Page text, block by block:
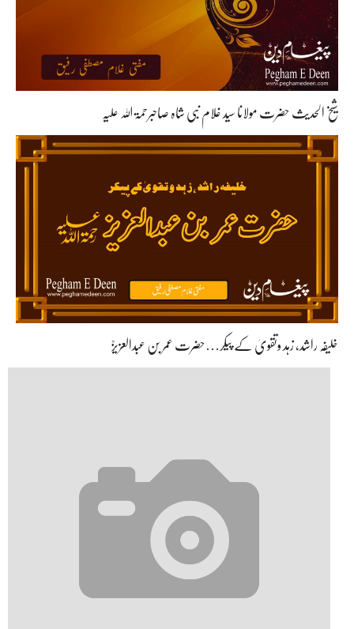
شیخ الحدیث حضرت مولانا سید غلام نبی شاہ صاحبرحمۃ اللہ علیہ
خلیفہ راشد، زہد وتقویٰ کے پیکر…حضرت عمر بن عبدالعزیزؒ